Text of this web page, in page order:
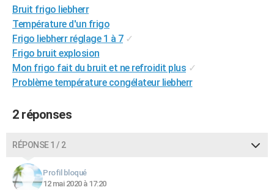
Destinations
City break
Voyage nature
Voyage de noces
Forum
Climat
+PHOTO
GUIDES D'ACHAT
BONS PLANS
CARTE DE VOEUX
S'inscrire
Se connecter
Lycées
Collèges
Primaires
Universités
Entreprises
Service militaire
Avis de recherche
AVIS DE DÉCÈS
Bruit frigo liebherr
Température d'un frigo
Frigo liebherr réglage 1 à 7 ✓
Frigo bruit explosion
Mon frigo fait du bruit et ne refroidit plus ✓
Problème température congélateur liebherr
2 réponses
RÉPONSE 1 / 2
Profil bloqué
12 mai 2020 à 17:20